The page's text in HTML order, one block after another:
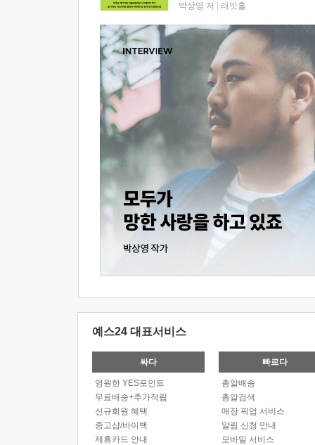
박상영 저 래빗홀
예스24 대표서비스
싸다
영원한 YES포인트
무료배송+추가적립
신규회원 혜택
중고샵/바이백
제휴카드 안내
빠르다
총알배송
총알검색
매장 픽업 서비스
알림 신청 안내
모바일 서비스